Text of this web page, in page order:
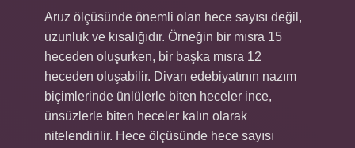
Aruz ölçüsünde önemli olan hece sayısı değil,
uzunluk ve kısalığıdır. Örneğin bir mısra 15
heceden oluşurken, bir başka mısra 12
heceden oluşabilir. Divan edebiyatının nazım
biçimlerinde ünlülerle biten heceler ince,
ünsüzlerle biten heceler kalın olarak
nitelendirilir. Hece ölçüsünde hece sayısı